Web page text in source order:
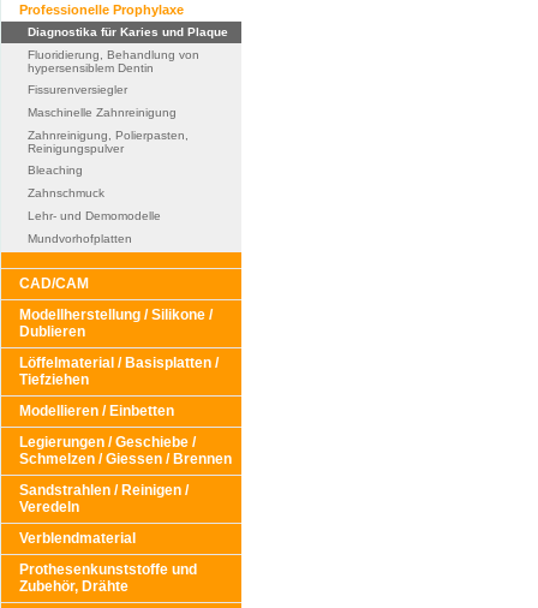
Professionelle Prophylaxe
Diagnostika für Karies und Plaque
Fluoridierung, Behandlung von
hypersensiblem Dentin
Fissurenversiegler
Maschinelle Zahnreinigung
Zahnreinigung, Polierpasten,
Reinigungspulver
Bleaching
Zahnschmuck
Lehr- und Demomodelle
Mundvorhofplatten
CAD/CAM
Modellherstellung / Silikone /
Dublieren
Löffelmaterial / Basisplatten /
Tiefziehen
Modellieren / Einbetten
Legierungen / Geschiebe /
Schmelzen / Giessen / Brennen
Sandstrahlen / Reinigen /
Veredeln
Verblendmaterial
Prothesenkunststoffe und
Zubehör, Drähte